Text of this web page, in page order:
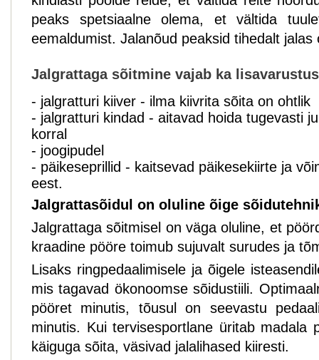
peaks spetsiaalne olema, et vältida
eemaldumist. Jalanõud peaksid tihedalt jalas
Jalgrattaga sõitmine vajab ka
- jalgratturi kiiver - ilma kiivrita sõita on ohtlik
- jalgratturi kindad - aitavad hoida tugevasti
korral
- joogipudel
- päikeseprillid - kaitsevad päikesekiirte ja
eest.
Jalgrattasõidul on oluline õige
Jalgrattaga sõitmisel on väga oluline, et
kraadine pööre toimub sujuvalt surudes ja
Lisaks ringpedaalimisele ja õigele
mis tagavad ökonoomse sõidustiili.
pööret minutis, tõusul on seevastu
minutis. Kui tervisesportlane üritab madala
käiguga sõita, väsivad jalalihased kiiresti.